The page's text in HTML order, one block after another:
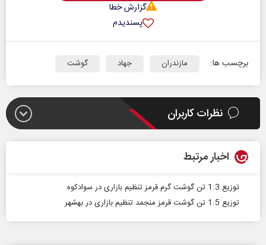
گزارش خطا
پسندیدم
برچسب ها: مازندران جهاد گوشت
نظرات کاربران
اخبار مرتبط
توزیع 1.3 تن گوشت گرم قرمز تنظیم بازاری در سوادکوه
توزیع 1.5 تن گوشت قرمز منجمد تنظیم بازاری در بهشهر